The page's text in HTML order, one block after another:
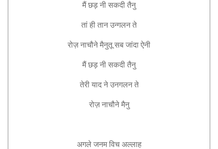
मैं छड़ नी सकदी तैनु
तां ही तान उन्गलन ते
रोज़ नाचौने मैनुतू सब जांदा ऐनी
मैं छड़ नी सकदी तैनु
तेरी याद ने उनगलन ते
रोज़ नाचौने मैनु
अगले जनम विच अल्लाह